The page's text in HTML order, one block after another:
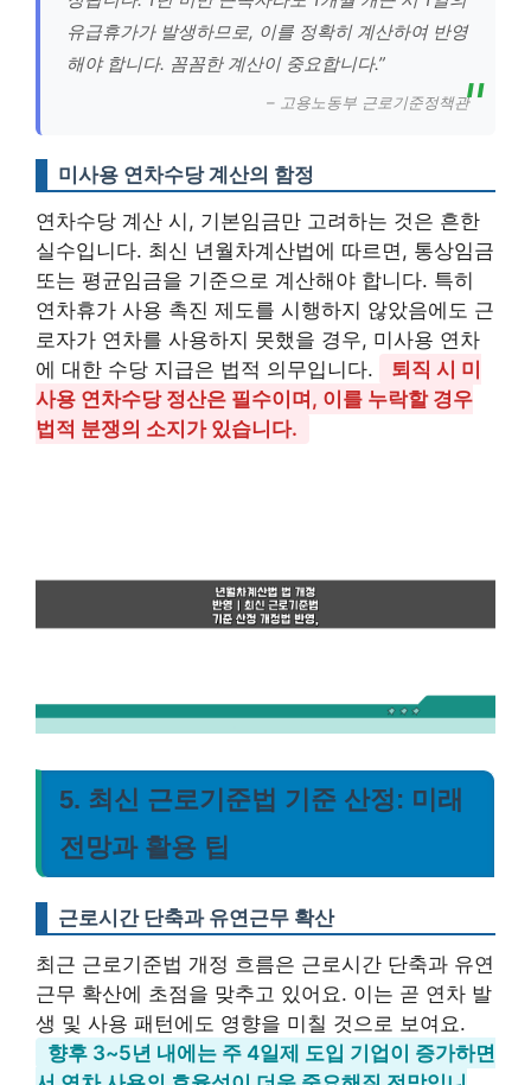
유급휴가가 발생하므로, 이를 정확히 계산하여 반영
해야 합니다. 꼼꼼한 계산이 중요합니다.”
– 고용노동부 근로기준정책관
미사용 연차수당 계산의 함정
연차수당 계산 시, 기본임금만 고려하는 것은 흔한
실수입니다. 최신 년월차계산법에 따르면, 통상임금
또는 평균임금을 기준으로 계산해야 합니다. 특히
연차휴가 사용 촉진 제도를 시행하지 않았음에도 근
로자가 연차를 사용하지 못했을 경우, 미사용 연차
에 대한 수당 지급은 법적 의무입니다.
퇴직 시 미
사용 연차수당 정산은 필수이며, 이를 누락할 경우
법적 분쟁의 소지가 있습니다.
5. 최신 근로기준법 기준 산정: 미래
전망과 활용 팁
근로시간 단축과 유연근무 확산
최근 근로기준법 개정 흐름은 근로시간 단축과 유연
근무 확산에 초점을 맞추고 있어요. 이는 곧 연차 발
생 및 사용 패턴에도 영향을 미칠 것으로 보여요.
향후 3~5년 내에는 주 4일제 도입 기업이 증가하면